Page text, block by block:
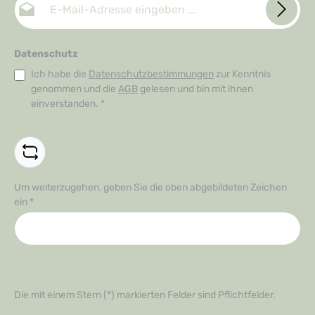
Datenschutz
Ich habe die Datenschutzbestimmungen zur Kenntnis
genommen und die AGB gelesen und bin mit ihnen
einverstanden. *
Um weiterzugehen, geben Sie die oben abgebildeten Zeichen
ein *
Die mit einem Stern (*) markierten Felder sind Pflichtfelder.